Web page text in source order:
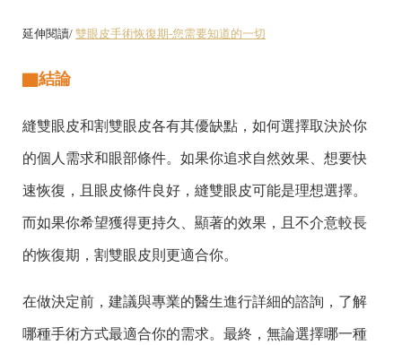
延伸閱讀/ 雙眼皮手術恢復期-您需要知道的一切
▇結論
縫雙眼皮和割雙眼皮各有其優缺點，如何選擇取決於你
的個人需求和眼部條件。如果你追求自然效果、想要快
速恢復，且眼皮條件良好，縫雙眼皮可能是理想選擇。
而如果你希望獲得更持久、顯著的效果，且不介意較長
的恢復期，割雙眼皮則更適合你。
在做決定前，建議與專業的醫生進行詳細的諮詢，了解
哪種手術方式最適合你的需求。最終，無論選擇哪一種